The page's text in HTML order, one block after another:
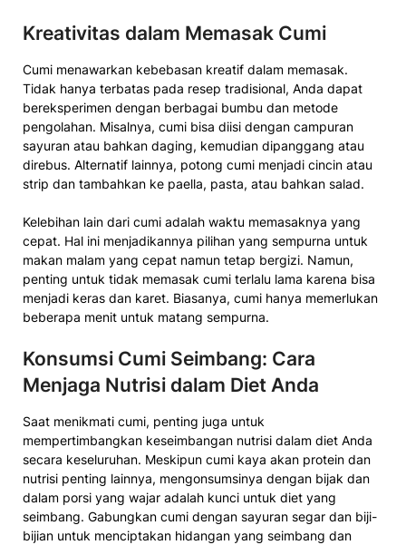
Kreativitas dalam Memasak Cumi
Cumi menawarkan kebebasan kreatif dalam memasak.
Tidak hanya terbatas pada resep tradisional, Anda dapat
bereksperimen dengan berbagai bumbu dan metode
pengolahan. Misalnya, cumi bisa diisi dengan campuran
sayuran atau bahkan daging, kemudian dipanggang atau
direbus. Alternatif lainnya, potong cumi menjadi cincin atau
strip dan tambahkan ke paella, pasta, atau bahkan salad.
Kelebihan lain dari cumi adalah waktu memasaknya yang
cepat. Hal ini menjadikannya pilihan yang sempurna untuk
makan malam yang cepat namun tetap bergizi. Namun,
penting untuk tidak memasak cumi terlalu lama karena bisa
menjadi keras dan karet. Biasanya, cumi hanya memerlukan
beberapa menit untuk matang sempurna.
Konsumsi Cumi Seimbang: Cara
Menjaga Nutrisi dalam Diet Anda
Saat menikmati cumi, penting juga untuk
mempertimbangkan keseimbangan nutrisi dalam diet Anda
secara keseluruhan. Meskipun cumi kaya akan protein dan
nutrisi penting lainnya, mengonsumsinya dengan bijak dan
dalam porsi yang wajar adalah kunci untuk diet yang
seimbang. Gabungkan cumi dengan sayuran segar dan biji-
bijian untuk menciptakan hidangan yang seimbang dan